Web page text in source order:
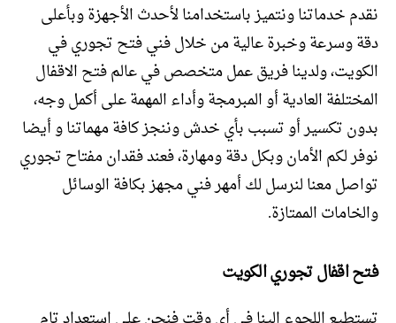
نقدم خدماتنا ونتميز باستخدامنا لأحدث الأجهزة وبأعلى
دقة وسرعة وخبرة عالية من خلال فني فتح تجوري في
الكويت، ولدينا فريق عمل متخصص في عالم فتح الاقفال
المختلفة العادية أو المبرمجة وأداء المهمة على أكمل وجه،
بدون تكسير أو تسبب بأي خدش وننجز كافة مهماتنا و أيضا
نوفر لكم الأمان وبكل دقة ومهارة، فعند فقدان مفتاح تجوري
تواصل معنا لنرسل لك أمهر فني مجهز بكافة الوسائل
والخامات الممتازة.
فتح اقفال تجوري الكويت